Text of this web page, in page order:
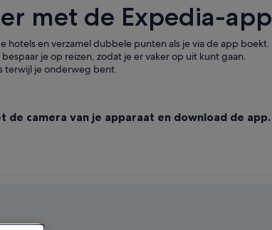
Hotels met 3 sterren in Seminyak
Oyo Rooms-hotels in Canggu
Hotels in de buurt van Berawa Beach
Hotels in Canggu
met de Expedia-app
hotels en verzamel dubbele punten als je via de app boekt.
je op reizen, zodat je er vaker op uit kunt gaan.
terwijl je onderweg bent.
de camera van je apparaat en download de app.